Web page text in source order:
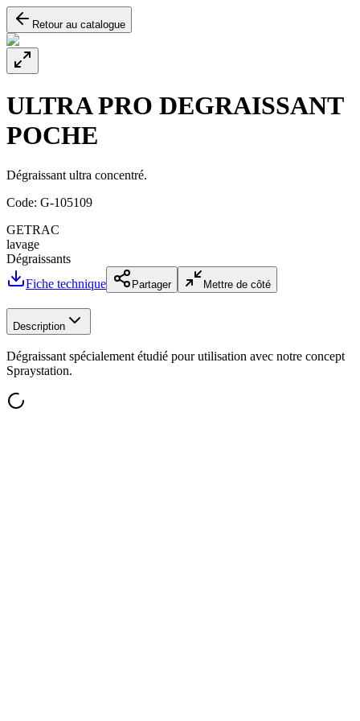
Retour au catalogue
ULTRA PRO DEGRAISSANT
POCHE
Dégraissant ultra concentré.
Code: G-105109
GETRAC
lavage
Dégraissants
Fiche technique
Partager Mettre de côté
Description
Dégraissant spécialement étudié pour utilisation avec notre concept
Spraystation.